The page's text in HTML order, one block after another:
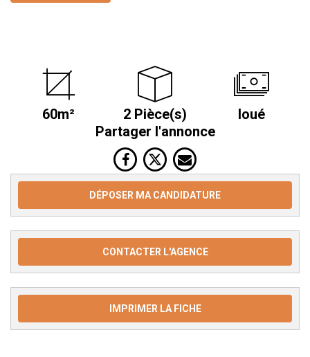
60m² 2 Pièce(s)
loué
Partager l'annonce
DÉPOSER MA CANDIDATURE
CONTACTER L'AGENCE
IMPRIMER LA FICHE